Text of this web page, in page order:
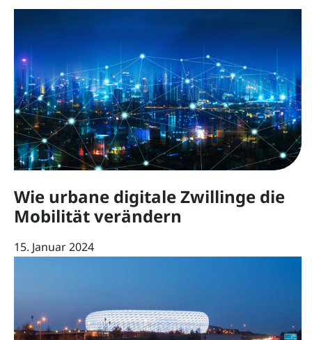
Wie urbane digitale Zwillinge die
Mobilität verändern
15. Januar 2024